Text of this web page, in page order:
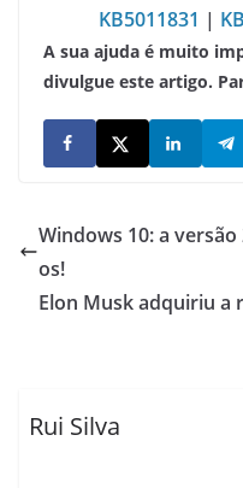
KB5011831 |
A sua ajuda é muito
divulgue este artigo.
Windows 10: a
os!
Elon Musk adquiriu a
Rui Silva